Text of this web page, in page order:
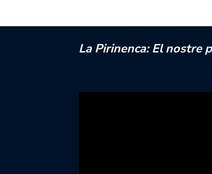
La Pirinenca: El nostre